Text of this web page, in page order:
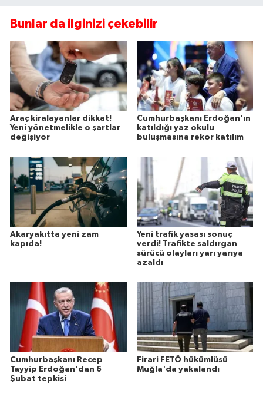
Bunlar da ilginizi çekebilir
Araç kiralayanlar dikkat!
Yeni yönetmelikle o şartlar
değişiyor
Cumhurbaşkanı Erdoğan'ın
katıldığı yaz okulu
buluşmasına rekor katılım
Akaryakıtta yeni zam
kapıda!
Yeni trafik yasası sonuç
verdi! Trafikte saldırgan
sürücü olayları yarı yarıya
azaldı
Cumhurbaşkanı Recep
Tayyip Erdoğan'dan 6
Şubat tepkisi
Firari FETÖ hükümlüsü
Muğla'da yakalandı